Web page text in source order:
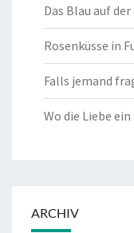
Das Blau auf
Rosenküsse in
Falls jemand
Wo die Liebe
ARCHIV